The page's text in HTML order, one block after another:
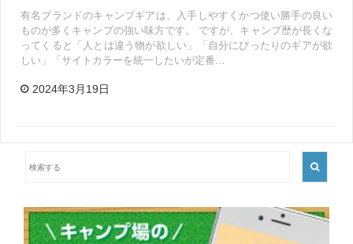
有名ブランドのキャンプギアは、入手しやすくかつ使い勝手の良い
ものが多くキャンプの強い味方です。 ですが、キャンプ歴が長くな
ってくると「人とは違う物が欲しい」「自分にぴったりのギアが欲
しい」「サイトカラーを統一したいが定番…
2024年3月19日